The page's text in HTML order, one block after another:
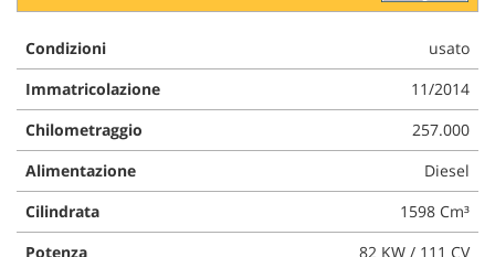
Condizioni
usato
Immatricolazione
11/2014
Chilometraggio
257.000
Alimentazione
Diesel
Cilindrata
1598 Cm³
Potenza
82 KW / 111 CV
strumenti
di
tracciamento
si
rimanda
alla
cookie
policy.
Puoi